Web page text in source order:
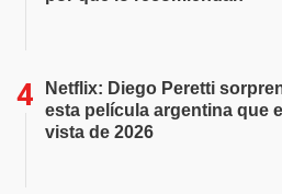
Netflix: Diego Peretti
esta película argentina que
vista de 2026